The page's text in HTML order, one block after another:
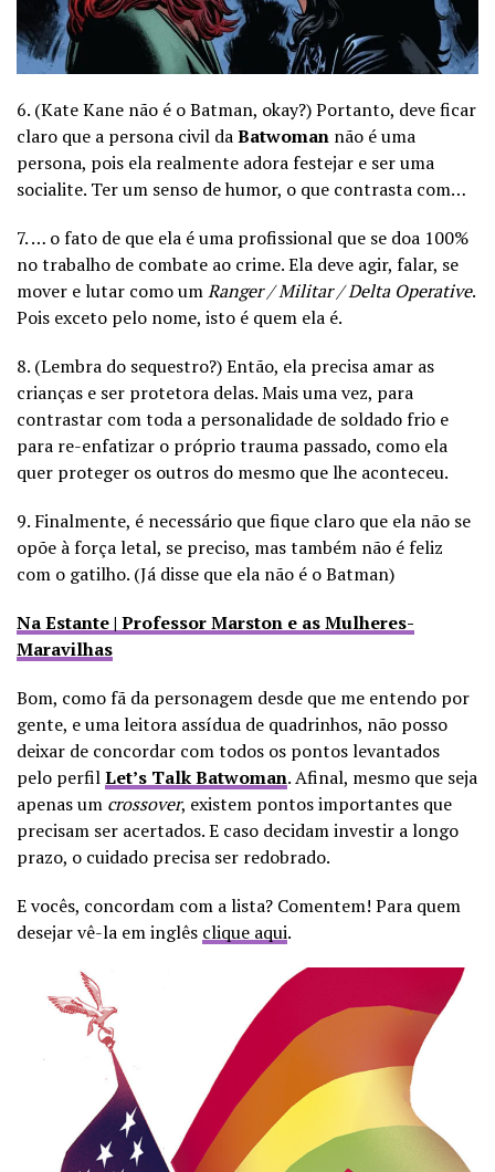
6. (Kate Kane não é o Batman, okay?) Portanto, deve ficar
claro que a persona civil daBatwoman não é uma
persona, pois ela realmente adora festejar e ser uma
socialite. Ter um senso de humor, o que contrasta com…
7. … o fato de que ela é uma profissional que se doa 100%
no trabalho de combate ao crime. Ela deve agir, falar, se
mover e lutar como umRanger / Militar / Delta Operative.
Pois exceto pelo nome, isto é quem ela é.
8. (Lembra do sequestro?) Então, ela precisa amar as
crianças e ser protetora delas. Mais uma vez, para
contrastar com toda a personalidade de soldado frio e
para re-enfatizar o próprio trauma passado, como ela
quer proteger os outros do mesmo que lhe aconteceu.
9. Finalmente, é necessário que fique claro que ela não se
opõe à força letal, se preciso, mas também não é feliz
com o gatilho. (Já disse que ela não é o Batman)
Na Estante | Professor Marston e as Mulheres-
Maravilhas
Bom, como fã da personagem desde que me entendo por
gente, e uma leitora assídua de quadrinhos, não posso
deixar de concordar com todos os pontos levantados
pelo perfilLet’s Talk Batwoman. Afinal, mesmo que seja
apenas um crossover, existem pontos importantes que
precisam ser acertados. E caso decidam investir a longo
prazo, o cuidado precisa ser redobrado.
E vocês, concordam com a lista? Comentem! Para quem
desejar vê-la em inglês clique aqui.